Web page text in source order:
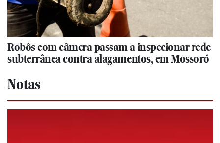
Robôs com câmera passam a inspecionar rede
subterrânea contra alagamentos, em Mossoró
Notas